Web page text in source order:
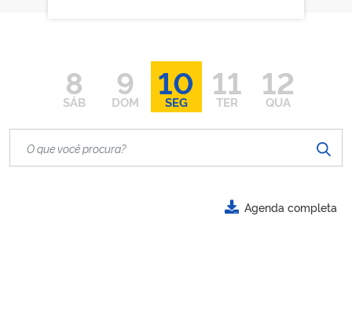
8
SÁB
9
DOM
10
SEG
11
TER
12
QUA
Agenda completa